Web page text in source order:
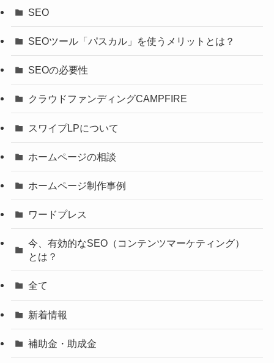
SEO
SEOツール「パスカル」を使うメリットとは？
SEOの必要性
クラウドファンディングCAMPFIRE
スワイプLPについて
ホームページの相談
ホームページ制作事例
ワードプレス
今、有効的なSEO（コンテンツマーケティング）
とは？
全て
新着情報
補助金・助成金